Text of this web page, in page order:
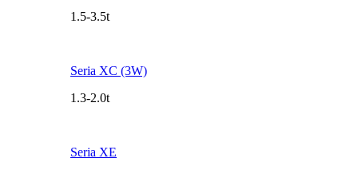
1.5-3.5t
Seria XC (3W)
1.3-2.0t
Seria XE